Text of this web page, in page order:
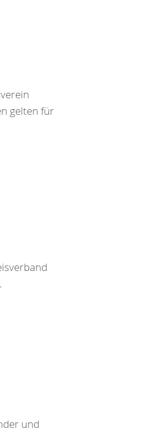
gelten für
und